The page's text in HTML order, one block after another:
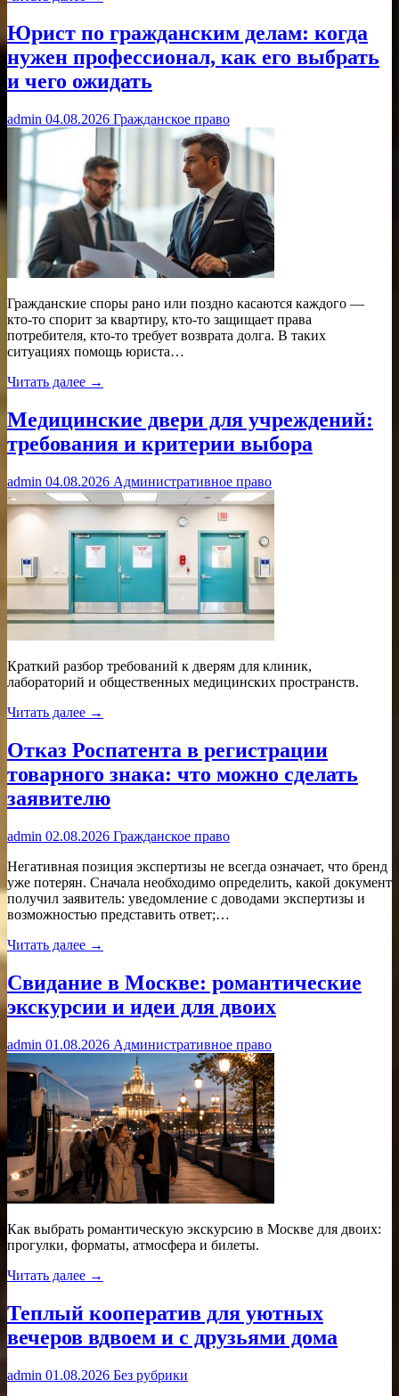
Юрист по гражданским делам: когда
нужен профессионал, как его выбрать
и чего ожидать
admin 04.08.2026 Гражданское право
Гражданские споры рано или поздно касаются каждого —
кто-то спорит за квартиру, кто-то защищает права
потребителя, кто-то требует возврата долга. В таких
ситуациях помощь юриста…
Читать далее →
Медицинские двери для учреждений:
требования и критерии выбора
admin 04.08.2026 Административное право
Краткий разбор требований к дверям для клиник,
лабораторий и общественных медицинских пространств.
Читать далее →
Отказ Роспатента в регистрации
товарного знака: что можно сделать
заявителю
admin 02.08.2026 Гражданское право
Негативная позиция экспертизы не всегда означает, что бренд
уже потерян. Сначала необходимо определить, какой документ
получил заявитель: уведомление с доводами экспертизы и
возможностью представить ответ;…
Читать далее →
Свидание в Москве: романтические
экскурсии и идеи для двоих
admin 01.08.2026 Административное право
Как выбрать романтическую экскурсию в Москве для двоих:
прогулки, форматы, атмосфера и билеты.
Читать далее →
Теплый кооператив для уютных
вечеров вдвоем и с друзьями дома
admin 01.08.2026 Без рубрики